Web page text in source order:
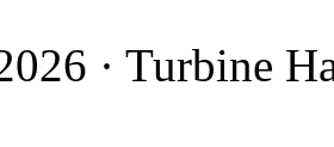
· Turbine